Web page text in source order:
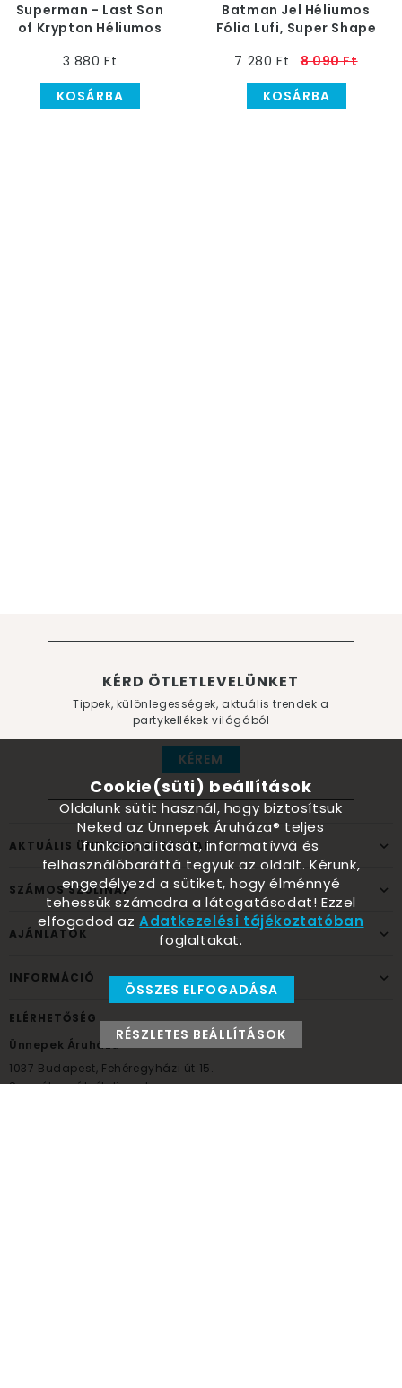
Superman - Last Son
of Krypton Héliumos
3 880 Ft
KOSÁRBA
Batman Jel Héliumos
Fólia Lufi, Super Shape
7 280 Ft
8 090 Ft
KOSÁRBA
KÉRD ÖTLETLEVELÜNKET
Tippek, különlegességek, aktuális trendek a
partykellékek világából
KÉREM
AKTUÁLIS ÜNNEPEK, ALKALMAK
SZÁMOS SZÜLINAP
AJÁNLATOK
INFORMÁCIÓ
ELÉRHETŐSÉG
Ünnepek Áruháza
1037 Budapest, Fehéregyházi út 15.
Személyes átvételi pont
Cookie(süti) beállítások
Oldalunk sütit használ, hogy biztosítsuk
Neked az Ünnepek Áruháza® teljes
funkcionalitását, informatívvá és
felhasználóbaráttá tegyük az oldalt. Kérünk,
engedélyezd a sütiket, hogy élménnyé
tehessük számodra a látogatásodat! Ezzel
elfogadod azAdatkezelési tájékoztatóban
foglaltakat.
ÖSSZES ELFOGADÁSA
RÉSZLETES BEÁLLÍTÁSOK